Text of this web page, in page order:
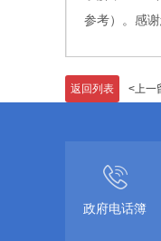
参考）。感
返回列表 <上一
政府电话簿